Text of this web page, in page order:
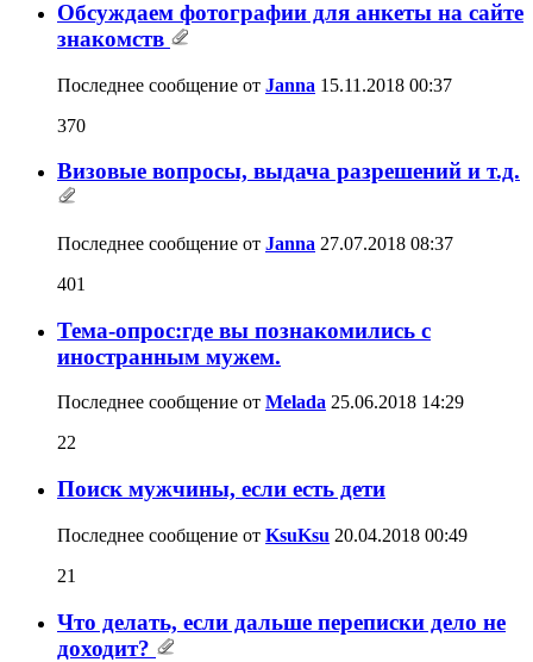
Обсуждаем фотографии для анкеты на сайте
знакомств
Последнее сообщение от Janna 15.11.2018 00:37
370
Визовые вопросы, выдача разрешений и т.д.
Последнее сообщение от Janna 27.07.2018 08:37
401
Тема-опрос:где вы познакомились с
иностранным мужем.
Последнее сообщение от Melada 25.06.2018 14:29
22
Поиск мужчины, если есть дети
Последнее сообщение от KsuKsu 20.04.2018 00:49
21
Что делать, если дальше переписки дело не
доходит?